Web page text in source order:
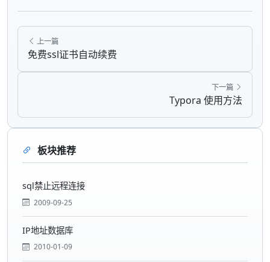
上一篇
免费ssl证书自动续费
下一篇
Typora 使用方法
板块推荐
sql禁止远程连接
2009-09-25
IP地址数据库
2010-01-09